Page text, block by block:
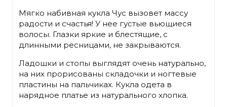
Мягко набивная кукла Чус вызовет массу
радости и счастья! У нее густые вьющиеся
волосы. Глазки яркие и блестящие, с
длинными ресницами, не закрываются.
Ладошки и стопы выглядят очень натурально,
на них прорисованы складочки и ногтевые
пластины на пальчиках. Кукла одета в
нарядное платье из натурального хлопка.